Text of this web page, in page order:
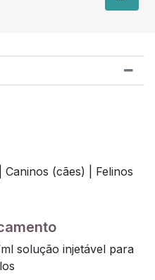
Caninos (cães) | Felinos
solução injetável para